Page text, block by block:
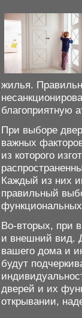
жилья.
благоприятную
При выборе
важных
из которого
Каждый из них
правильный
Во-вторых, при
и внешний вид.
вашего дома и
будут
дверей и их
открывании,